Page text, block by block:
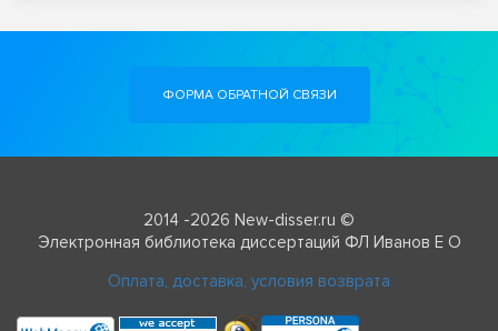
ФОРМА ОБРАТНОЙ СВЯЗИ
2014 -2026 New-disser.ru ©
Электронная библиотека диссертаций ФЛ Иванов Е О
Оплата, доставка, условия возврата